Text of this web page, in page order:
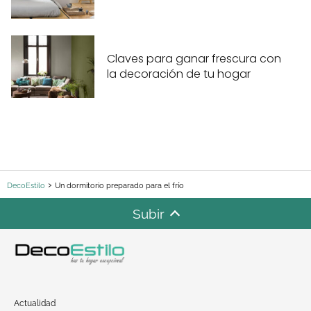
Claves para ganar frescura con
la decoración de tu hogar
DecoEstilo Un dormitorio preparado para el frío
Subir
Actualidad